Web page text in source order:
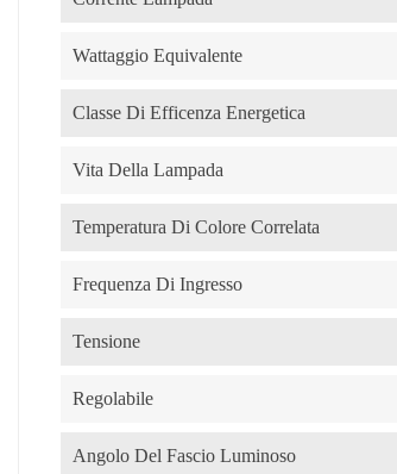
Wattaggio Equivalente
Classe Di Efficenza Energetica
Vita Della Lampada
Temperatura Di Colore Correlata
Frequenza Di Ingresso
Tensione
Regolabile
Angolo Del Fascio Luminoso